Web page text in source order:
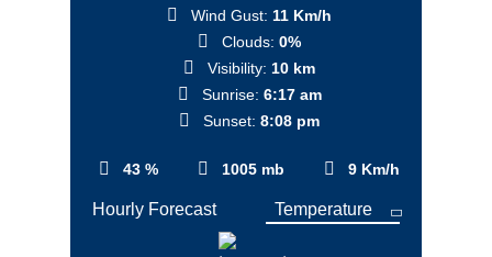
43 % 1005 mb 9 Km/h
Wind Gust: 11 Km/h
Clouds: 0%
Visibility: 10 km
Sunrise: 6:17 am
Sunset: 8:08 pm
Hourly Forecast